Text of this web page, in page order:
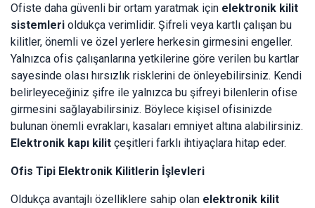
Ofiste daha güvenli bir ortam yaratmak için elektronik kilit
sistemleri oldukça verimlidir. Şifreli veya kartlı çalışan bu
kilitler, önemli ve özel yerlere herkesin girmesini engeller.
Yalnızca ofis çalışanlarına yetkilerine göre verilen bu kartlar
sayesinde olası hırsızlık risklerini de önleyebilirsiniz. Kendi
belirleyeceğiniz şifre ile yalnızca bu şifreyi bilenlerin ofise
girmesini sağlayabilirsiniz. Böylece kişisel ofisinizde
bulunan önemli evrakları, kasaları emniyet altına alabilirsiniz.
Elektronik kapı kilit çeşitleri farklı ihtiyaçlara hitap eder.
Ofis Tipi Elektronik Kilitlerin İşlevleri
Oldukça avantajlı özelliklere sahip olan elektronik kilit